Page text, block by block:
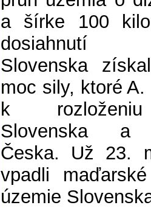
a šírke 100
dosiahnutí
Slovenska
moc sily, ktoré
k
Slovenska a
Česka. Už 23.
vpadli
územie